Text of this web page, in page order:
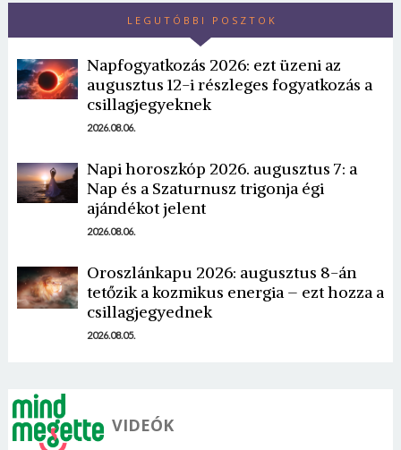
LEGUTÓBBI POSZTOK
Napfogyatkozás 2026: ezt üzeni az
augusztus 12-i részleges fogyatkozás a
csillagjegyeknek
2026.08.06.
Napi horoszkóp 2026. augusztus 7: a
Nap és a Szaturnusz trigonja égi
ajándékot jelent
2026.08.06.
Oroszlánkapu 2026: augusztus 8-án
tetőzik a kozmikus energia – ezt hozza a
csillagjegyednek
2026.08.05.
VIDEÓK